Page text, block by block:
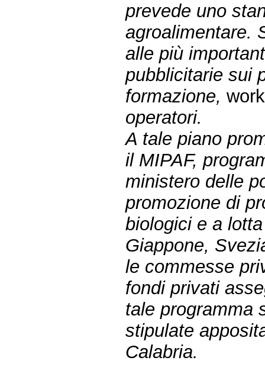
prevede uno
agroalimentare.
alle più
pubblicitarie sui
formazione,
operatori.
A tale piano
il MIPAF,
ministero delle
promozione di
biologici e a
Giappone,
le commesse
fondi privati
tale programma
stipulate
Calabria.